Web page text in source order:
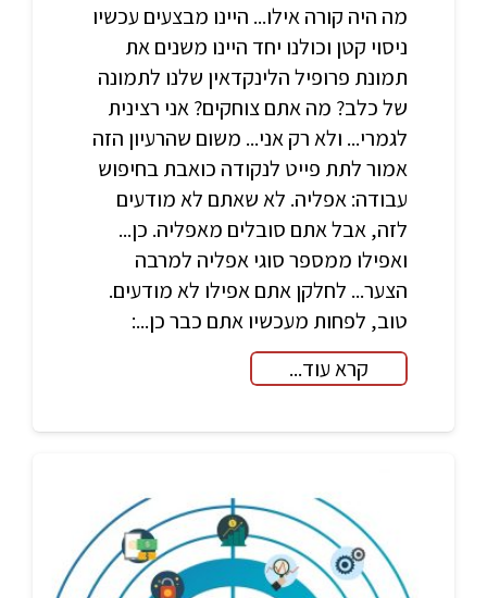
מה היה קורה אילו... היינו מבצעים עכשיו
ניסוי קטן וכולנו יחד היינו משנים את
תמונת פרופיל הלינקדאין שלנו לתמונה
של כלב? מה אתם צוחקים? אני רצינית
לגמרי... ולא רק אני... משום שהרעיון הזה
אמור לתת פייט לנקודה כואבת בחיפוש
עבודה: אפליה. לא שאתם לא מודעים
לזה, אבל אתם סובלים מאפליה. כן...
ואפילו ממספר סוגי אפליה למרבה
הצער... לחלקן אתם אפילו לא מודעים.
טוב, לפחות מעכשיו אתם כבר כן...:
קרא עוד...